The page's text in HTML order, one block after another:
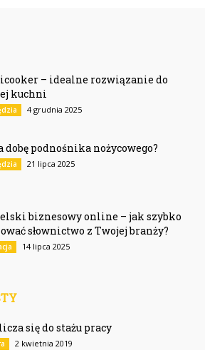
– idealne rozwiązanie do
kuchni
4 grudnia 2025
dobę podnośnika nożycowego?
21 lipca 2025
biznesowy online – jak szybko
słownictwo z Twojej branży?
14 lipca 2025
się do stażu pracy
2 kwietnia 2019